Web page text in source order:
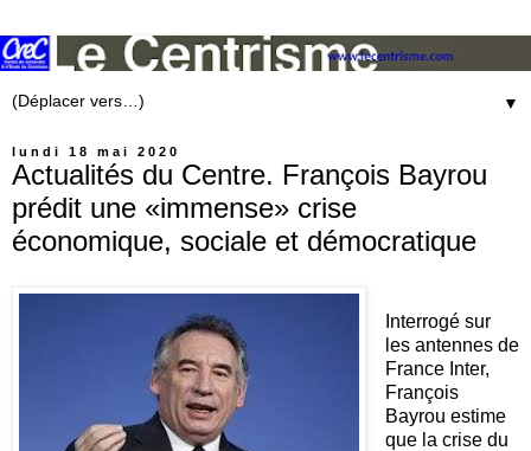
▼
lundi 18 mai 2020
Actualités du Centre. François Bayrou
prédit une «immense» crise
économique, sociale et démocratique
Interrogé sur
les antennes de
France Inter,
François
Bayrou estime
que la crise du